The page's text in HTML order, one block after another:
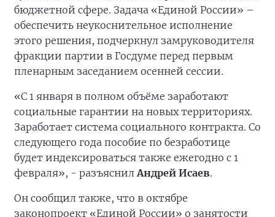
бюджетной сфере. Задача «Единой России» –
обеспечить неукоснительное исполнение
этого решения, подчеркнул замруководителя
фракции партии в Госдуме перед первым
пленарным заседанием осенней сессии.
«С 1 января в полном объёме заработают
социальные гарантии на новых территориях.
Заработает система социального контракта. Со
следующего года пособие по безработице
будет индексироваться также ежегодно с 1
февраля», - разъяснилАндрей Исаев.
Он сообщил также, что в октябре
законопроект «Единой России» о занятости